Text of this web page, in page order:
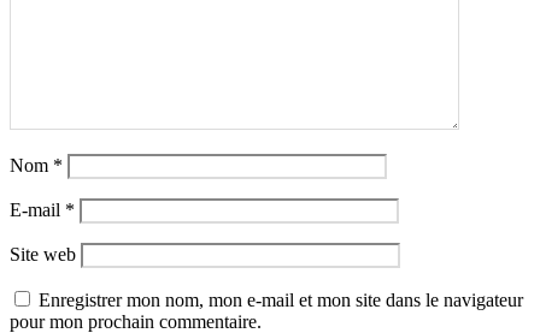
Nom *
E-mail *
Site web
Enregistrer mon nom, mon e-mail et mon site dans le navigateur
pour mon prochain commentaire.